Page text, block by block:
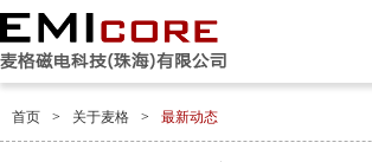
首页 > 关于麦格 > 最新动态